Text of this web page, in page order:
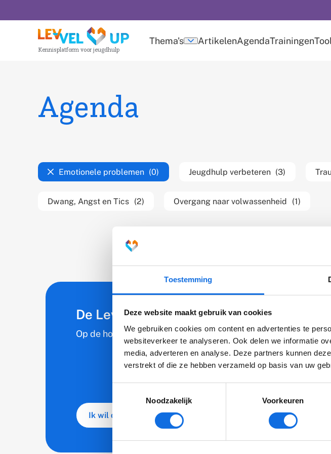
Toestemming
Deze website maakt gebruik van cookies
We gebruiken cookies om content en advertenties te
websiteverkeer te analyseren. Ook delen we informatie
media, adverteren en analyse. Deze partners kunnen
verstrekt of die ze hebben verzameld op basis van uw
Noodzakelijk
Voorkeuren
Kennisplatform voor jeugdhulp
Thema's
Submenu
ArtikelenAgendaTrainingen
Agenda
Filter op thema
Emotionele problemen (0) (verwijder
filter)
Jeugdhulp verbeteren (3)
Dwang, Angst en Tics (2) Overgang naar volwassenheid (1)
De Levvel nieuwsbrief
Op de hoogte blijven van nieuws en ontwikkelingen van
Ik wil de nieuwsbrief ontvangen
(externe link)